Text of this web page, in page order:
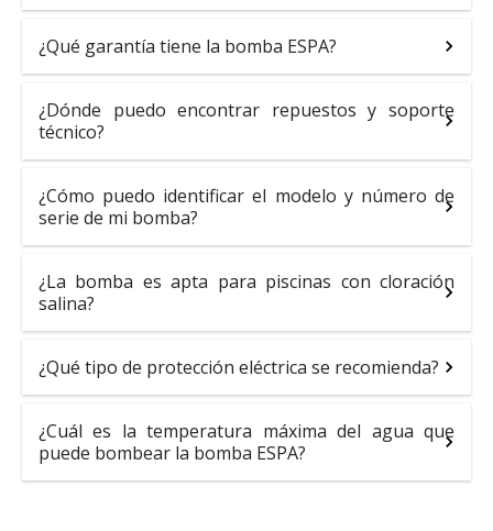
¿Qué garantía tiene la bomba ESPA?
¿Dónde puedo encontrar repuestos y soporte
técnico?
¿Cómo puedo identificar el modelo y número de
serie de mi bomba?
¿La bomba es apta para piscinas con cloración
salina?
¿Qué tipo de protección eléctrica se recomienda?
¿Cuál es la temperatura máxima del agua que
puede bombear la bomba ESPA?